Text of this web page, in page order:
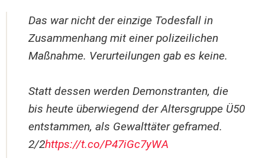
Das war nicht der einzige Todesfall in
Zusammenhang mit einer polizeilichen
Maßnahme. Verurteilungen gab es keine.
Statt dessen werden Demonstranten, die
bis heute überwiegend der Altersgruppe Ü50
entstammen, als Gewalttäter geframed.
2/2https://t.co/P47iGc7yWA